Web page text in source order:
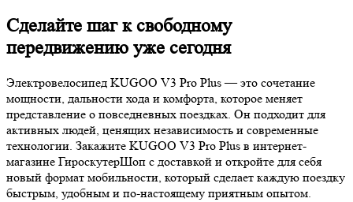
Сделайте шаг к свободному
передвижению уже сегодня
Электровелосипед KUGOO V3 Pro Plus — это сочетание
мощности, дальности хода и комфорта, которое меняет
представление о повседневных поездках. Он подходит для
активных людей, ценящих независимость и современные
технологии. Закажите KUGOO V3 Pro Plus в интернет-
магазине ГироскутерШоп с доставкой и откройте для себя
новый формат мобильности, который сделает каждую поездку
быстрым, удобным и по-настоящему приятным опытом.